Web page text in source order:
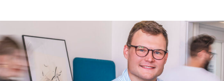
Fine dining & víno
Cestování
Auta & technika
Rady &